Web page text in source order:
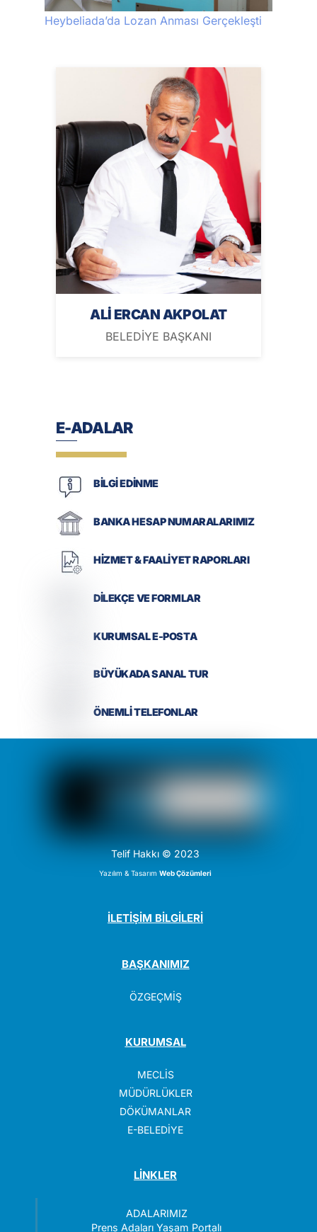
Heybeliada’da Lozan Anması Gerçekleşti
ALİ ERCAN AKPOLAT
BELEDİYE BAŞKANI
E-ADALAR
BİLGİ EDİNME
BANKA HESAP NUMARALARIMIZ
HİZMET & FAALİYET RAPORLARI
DİLEKÇE VE FORMLAR
KURUMSAL E-POSTA
BÜYÜKADA SANAL TUR
ÖNEMLİ TELEFONLAR
Telif Hakkı © 2023
Yazılım & TasarımWeb Çözümleri
İLETİŞİM BİLGİLERİ
BAŞKANIMIZ
ÖZGEÇMİŞ
KURUMSAL
MECLİS
MÜDÜRLÜKLER
DÖKÜMANLAR
E-BELEDİYE
LİNKLER
ADALARIMIZ
Prens Adaları Yaşam Portalı